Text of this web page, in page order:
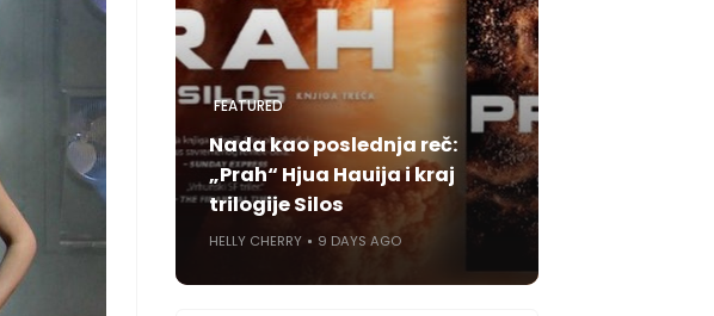
FEATURED
Nada kao poslednja reč:
„Prah“ Hjua Hauija i kraj
trilogije Silos
HELLY CHERRY 9 DAYS AGO